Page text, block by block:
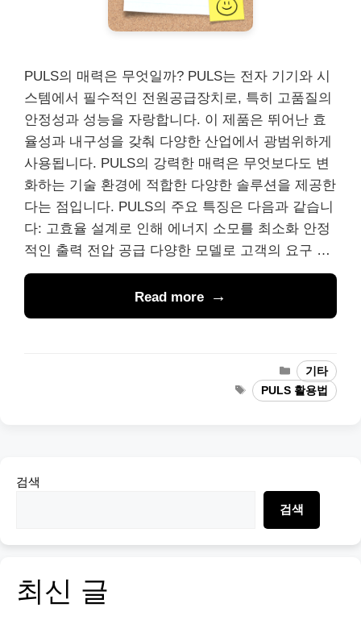
PULS의 매력은 무엇일까? PULS는 전자 기기와 시
스템에서 필수적인 전원공급장치로, 특히 고품질의
안정성과 성능을 자랑합니다. 이 제품은 뛰어난 효
율성과 내구성을 갖춰 다양한 산업에서 광범위하게
사용됩니다. PULS의 강력한 매력은 무엇보다도 변
화하는 기술 환경에 적합한 다양한 솔루션을 제공한
다는 점입니다. PULS의 주요 특징은 다음과 같습니
다: 고효율 설계로 인해 에너지 소모를 최소화 안정
적인 출력 전압 공급 다양한 모델로 고객의 요구 …
Read more
Categories
기타
TagsPULS 활용법
검색
검색
최신 글